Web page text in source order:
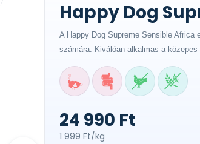
Happy Dog
A Happy Dog Supreme Sensible
számára. Kiválóan alkalmas a
24 990 Ft
1 999 Ft/kg